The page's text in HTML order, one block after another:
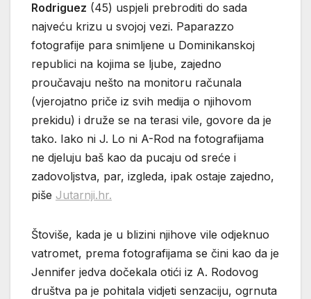
Rodriguez (45) uspjeli prebroditi do sada
najveću krizu u svojoj vezi. Paparazzo
fotografije para snimljene u Dominikanskoj
republici na kojima se ljube, zajedno
proučavaju nešto na monitoru računala
(vjerojatno priče iz svih medija o njihovom
prekidu) i druže se na terasi vile, govore da je
tako. Iako ni J. Lo ni A-Rod na fotografijama
ne djeluju baš kao da pucaju od sreće i
zadovoljstva, par, izgleda, ipak ostaje zajedno,
piše Jutarnji.hr.
Štoviše, kada je u blizini njihove vile odjeknuo
vatromet, prema fotografijama se čini kao da je
Jennifer jedva dočekala otići iz A. Rodovog
društva pa je pohitala vidjeti senzaciju, ogrnuta